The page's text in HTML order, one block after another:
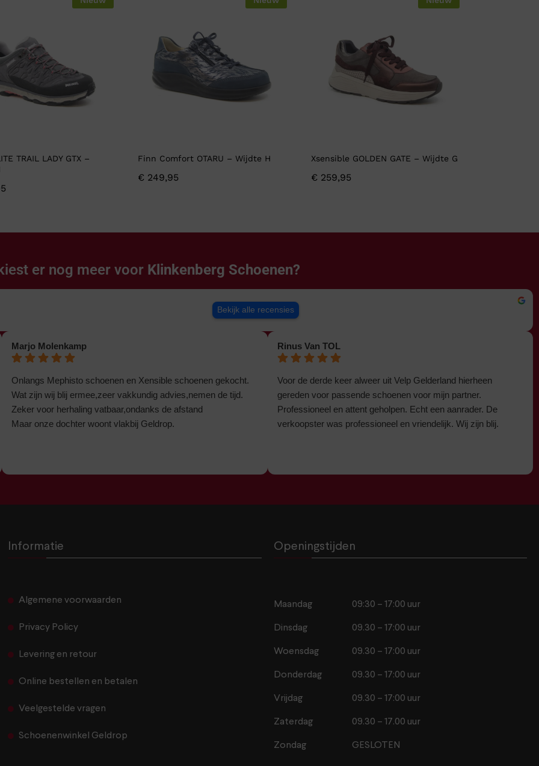
TRAIL LADY GTX –
Finn Comfort OTARU – Wijdte H
€ 249,95
Xsensible GOLDEN GATE – Wijdte G
€259,95
er nog meer voor Klinkenberg Schoenen?
Bekijk alle recensies
Marjo Molenkamp
Onlangs Mephisto schoenen en Xensible schoenen gekocht.
Wat zijn wij blij ermee,zeer vakkundig advies,nemen de tijd.
Zeker voor herhaling vatbaar,ondanks de afstand
Maar onze dochter woont vlakbij Geldrop.
Rinus Van TOL
Voor de derde keer alweer uit Velp Gelderland hierheen
gereden voor passende schoenen voor mijn partner.
Professioneel en attent geholpen. Echt een aanrader. De
verkoopster was professioneel en vriendelijk. Wij zijn blij.
Informatie
Algemene voorwaarden
Privacy Policy
Levering en retour
Online bestellen en betalen
Veelgestelde vragen
Schoenenwinkel Geldrop
Openingstijden
Maandag 09:30 – 17:00 uur
Dinsdag 09.30 – 17:00 uur
Woensdag 09.30 – 17:00 uur
Donderdag 09.30 – 17:00 uur
Vrijdag 09.30 – 17:00 uur
Zaterdag 09.30 – 17.00 uur
Zondag GESLOTEN